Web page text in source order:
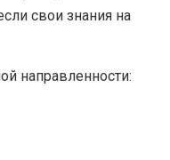
свои знания на
направленности: